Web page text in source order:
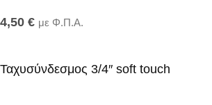
4,50 € με Φ.Π.Α.
Ταχυσύνδεσμος 3/4″ soft touch